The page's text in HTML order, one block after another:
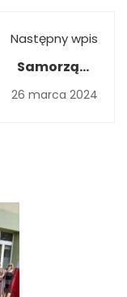
Następny wpis
Samorządu
Uczniowskiego
26 marca 2024